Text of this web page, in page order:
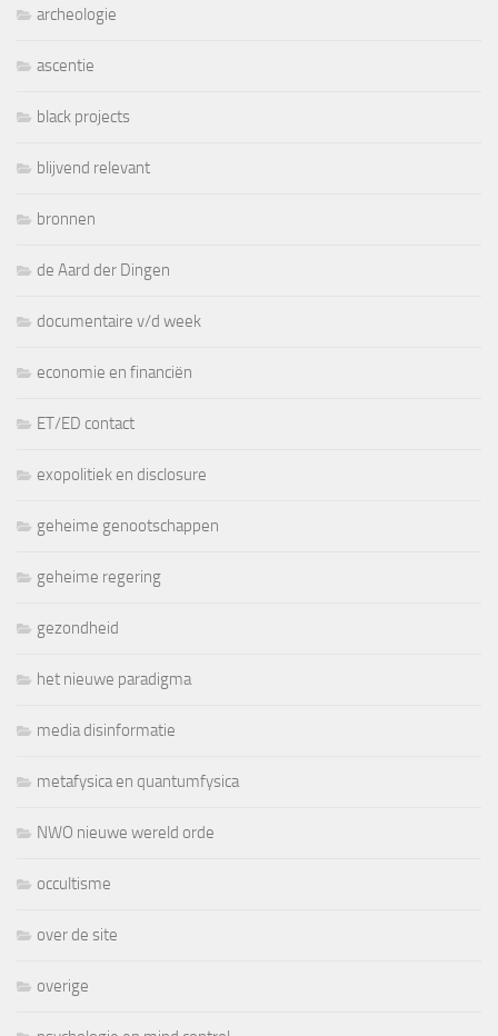
archeologie
ascentie
black projects
blijvend relevant
bronnen
de Aard der Dingen
documentaire v/d week
economie en financiën
ET/ED contact
exopolitiek en disclosure
geheime genootschappen
geheime regering
gezondheid
het nieuwe paradigma
media disinformatie
metafysica en quantumfysica
NWO nieuwe wereld orde
occultisme
over de site
overige